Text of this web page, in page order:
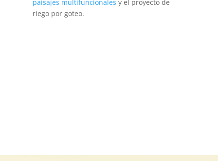
paisajes multifuncionales y el proyecto de
riego por goteo.